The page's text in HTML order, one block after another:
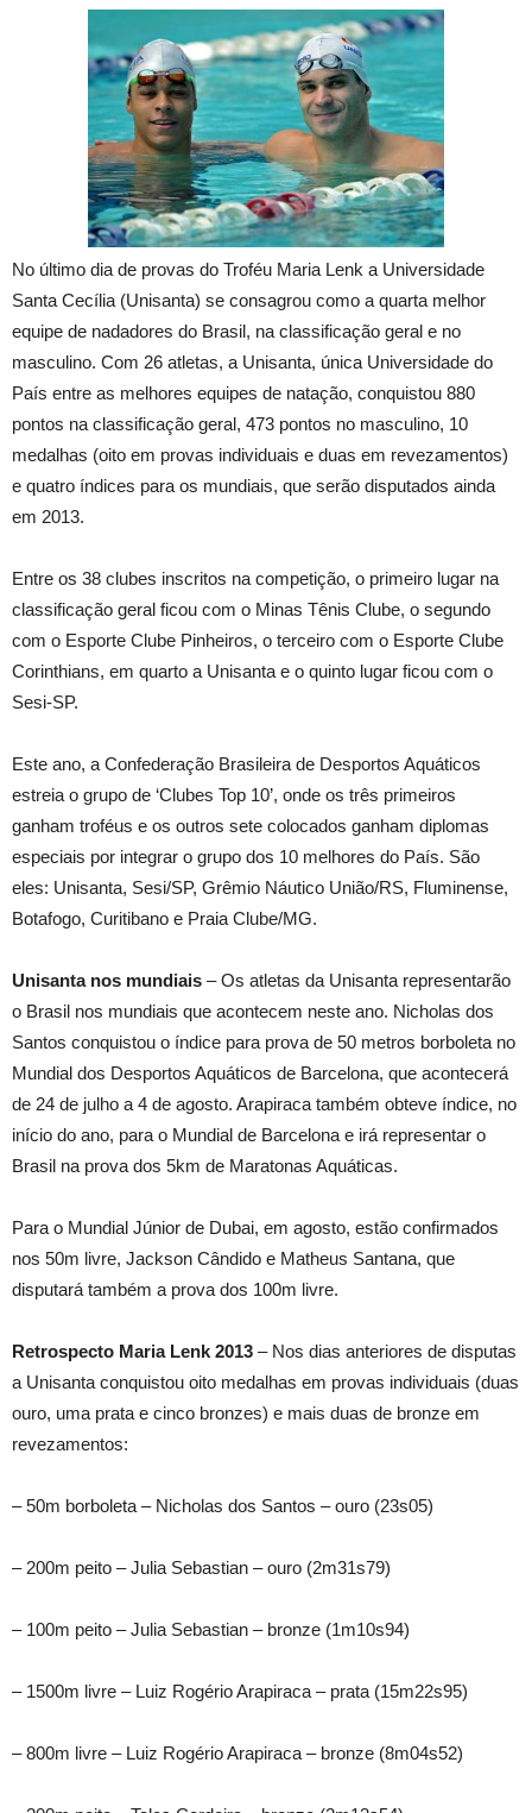
No último dia de provas do Troféu Maria Lenk a Universidade
Santa Cecília (Unisanta) se consagrou como a quarta melhor
equipe de nadadores do Brasil, na classificação geral e no
masculino. Com 26 atletas, a Unisanta, única Universidade do
País entre as melhores equipes de natação, conquistou 880
pontos na classificação geral, 473 pontos no masculino, 10
medalhas (oito em provas individuais e duas em revezamentos)
e quatro índices para os mundiais, que serão disputados ainda
em 2013.
Entre os 38 clubes inscritos na competição, o primeiro lugar na
classificação geral ficou com o Minas Tênis Clube, o segundo
com o Esporte Clube Pinheiros, o terceiro com o Esporte Clube
Corinthians, em quarto a Unisanta e o quinto lugar ficou com o
Sesi-SP.
Este ano, a Confederação Brasileira de Desportos Aquáticos
estreia o grupo de ‘Clubes Top 10’, onde os três primeiros
ganham troféus e os outros sete colocados ganham diplomas
especiais por integrar o grupo dos 10 melhores do País. São
eles: Unisanta, Sesi/SP, Grêmio Náutico União/RS, Fluminense,
Botafogo, Curitibano e Praia Clube/MG.
Unisanta nos mundiais – Os atletas da Unisanta representarão
o Brasil nos mundiais que acontecem neste ano. Nicholas dos
Santos conquistou o índice para prova de 50 metros borboleta no
Mundial dos Desportos Aquáticos de Barcelona, que acontecerá
de 24 de julho a 4 de agosto. Arapiraca também obteve índice, no
início do ano, para o Mundial de Barcelona e irá representar o
Brasil na prova dos 5km de Maratonas Aquáticas.
Para o Mundial Júnior de Dubai, em agosto, estão confirmados
nos 50m livre, Jackson Cândido e Matheus Santana, que
disputará também a prova dos 100m livre.
Retrospecto Maria Lenk 2013 – Nos dias anteriores de disputas
a Unisanta conquistou oito medalhas em provas individuais (duas
ouro, uma prata e cinco bronzes) e mais duas de bronze em
revezamentos:
– 50m borboleta – Nicholas dos Santos – ouro (23s05)
– 200m peito – Julia Sebastian – ouro (2m31s79)
– 100m peito – Julia Sebastian – bronze (1m10s94)
– 1500m livre – Luiz Rogério Arapiraca – prata (15m22s95)
– 800m livre – Luiz Rogério Arapiraca – bronze (8m04s52)